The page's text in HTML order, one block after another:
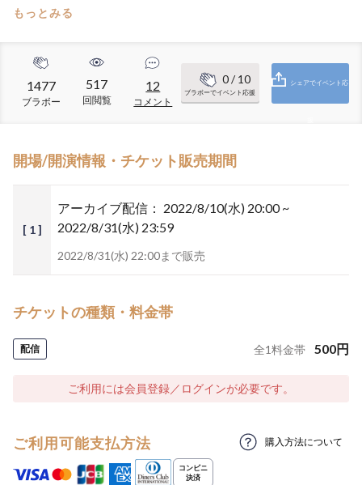
もっとみる
1477
ブラボー
517
回閲覧
12
コメント
0/ 10
ブラボーでイベント応援
シェアでイベント応
開場/開演情報・チケット販売期間
[ 1 ]
アーカイブ配信： 2022/8/10(水) 20:00 ~
2022/8/31(水) 23:59
2022/8/31(水) 22:00まで販売
チケットの種類・料金帯
配信 全1料金帯 500円
ご利用には会員登録／ログインが必要です。
ご利用可能支払方法 購入方法について